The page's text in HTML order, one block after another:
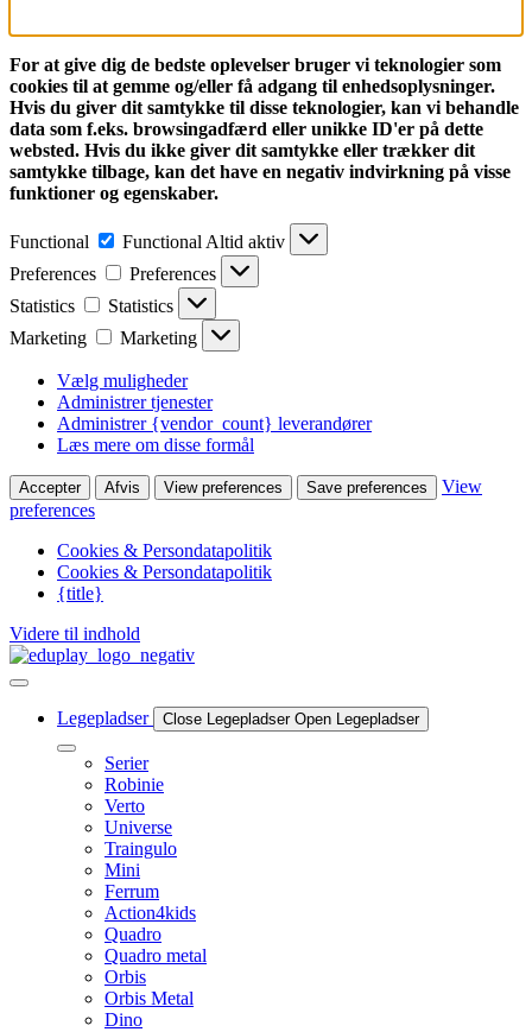
For at give dig de bedste oplevelser bruger vi teknologier som
cookies til at gemme og/eller få adgang til enhedsoplysninger.
Hvis du giver dit samtykke til disse teknologier, kan vi behandle
data som f.eks. browsingadfærd eller unikke ID'er på dette
websted. Hvis du ikke giver dit samtykke eller trækker dit
samtykke tilbage, kan det have en negativ indvirkning på visse
funktioner og egenskaber.
Functional Functional Altid aktiv
Preferences
Preferences
Statistics
Statistics
Marketing
Marketing
Vælg muligheder
Administrer tjenester
Administrer {vendor_count} leverandører
Læs mere om disse formål
Accepter Afvis View preferences Save preferences
View
preferences
Cookies & Persondatapolitik
Cookies & Persondatapolitik
{title}
Videre til indhold
Legepladser Close Legepladser Open Legepladser
Serier
Robinie
Verto
Universe
Traingulo
Mini
Ferrum
Action4kids
Quadro
Quadro metal
Orbis
Orbis Metal
Dino